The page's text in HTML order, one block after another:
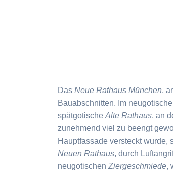
DasNeue Rathaus München,
Bauabschnitten. Im
spätgotischeAlte Rathaus, an
zunehmend viel zu beengt
Hauptfassade versteckt
Neuen Rathaus, durch
neugotischenZiergeschmiede,